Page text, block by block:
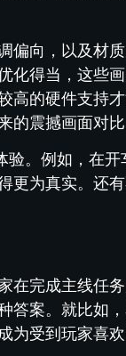
偏向，以及材
化得当，这些
高的硬件支持
的震撼画面对比
验。例如，在
更为真实。还
在完成主线任
案。就比如
受到玩家喜欢